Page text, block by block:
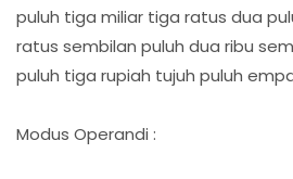
puluh tiga miliar tiga ratus dua
ratus sembilan puluh dua ribu
puluh tiga rupiah tujuh puluh
Modus Operandi :